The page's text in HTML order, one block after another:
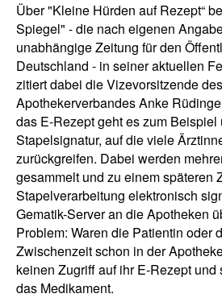
Über "Kleine Hürden auf Rezept“
Spiegel" - die nach eigenen
unabhängige Zeitung für den
Deutschland - in seiner aktuellen
zitiert dabei die Vizevorsitzende
Apothekerverbandes Anke
das E-Rezept geht es zum Beispiel
Stapelsignatur, auf die viele
zurückgreifen. Dabei werden
gesammelt und zu einem späteren
Stapelverarbeitung elektronisch
Gematik-Server an die Apotheken
Problem: Waren die Patientin oder
Zwischenzeit schon in der
keinen Zugriff auf ihr E-Rezept und
das Medikament.